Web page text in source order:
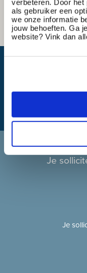
verbeteren. Door
als gebruiker een
we onze informatie
jouw behoeften. Ga
website? Vink dan
Je
Je